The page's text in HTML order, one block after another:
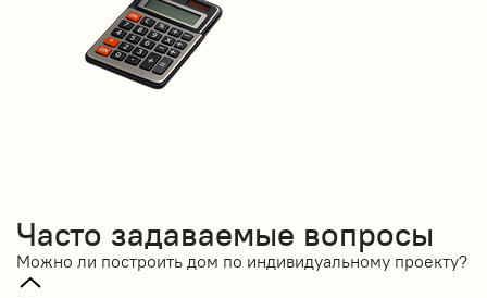
Часто задаваемые вопросы
Можно ли построить дом по индивидуальному проекту?